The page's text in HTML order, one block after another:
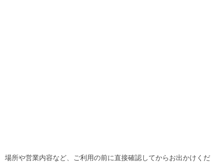
場所や営業内容など、ご利用の前に直接確認してからお出かけくだ